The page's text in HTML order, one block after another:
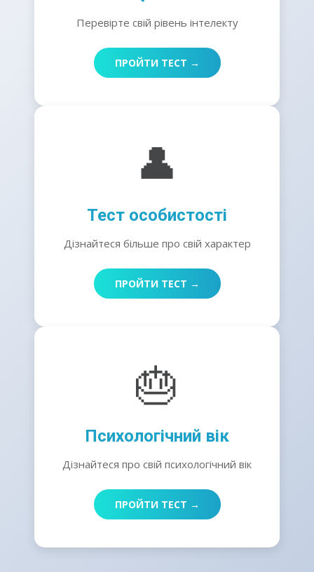
Перевірте свій рівень інтелекту
ПРОЙТИ ТЕСТ →
👤
Тест особистості
Дізнайтеся більше про свій характер
ПРОЙТИ ТЕСТ →
🎂
Психологічний вік
Дізнайтеся про свій психологічний вік
ПРОЙТИ ТЕСТ →